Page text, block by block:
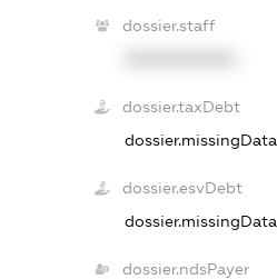
dossier.staff
dossier.taxDebt
dossier.missingData
dossier.esvDebt
dossier.missingData
dossier.ndsPayer